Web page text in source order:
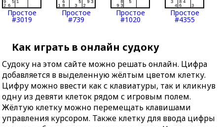
Простое
#3019
Простое
#739
Простое
#1020
Простое
#4355
Как играть в онлайн судоку
Судоку на этом сайте можно решать онлайн. Цифра
добавляется в выделенную жёлтым цветом клетку.
Цифру можно ввести как с клавиатуры, так и кликнув
одну из девяти клеток рядом с игровым полем.
Жёлтую клетку можно перемещать клавишами
управления курсором. Также клетку для ввода цифры